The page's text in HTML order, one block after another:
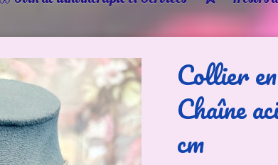
Collier
Chaîne
cm